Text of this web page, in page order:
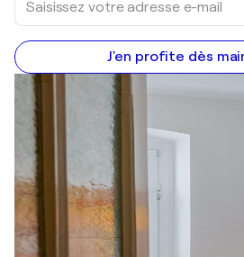
J'en profite dès